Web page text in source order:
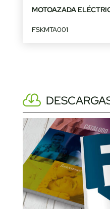
MOTOAZADA
FSKMTA001